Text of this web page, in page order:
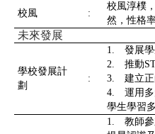
校風 :
校風淳樸
然，性格
未來發展
學校發展計
劃
:
1. 發展學
2. 推動
3. 建立正
4. 運用多
學生學習
1. 教師參